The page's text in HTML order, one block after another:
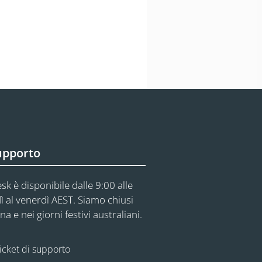
è disponibile dalle 9:00 alle
venerdì AEST. Siamo chiusi
e nei giorni festivi australiani.
di supporto